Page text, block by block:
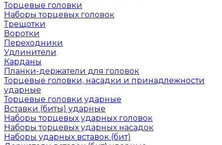
Торцевые головки
Наборы торцевых головок
Трещотки
Воротки
Переходники
Удлинители
Карданы
Планки-держатели для головок
Торцевые головки, насадки и принадлежности
ударные
Торцевые головки ударные
Вставки (биты) ударные
Наборы торцевых ударных головок
Наборы торцевых ударных насадок
Наборы ударных вставок (бит)